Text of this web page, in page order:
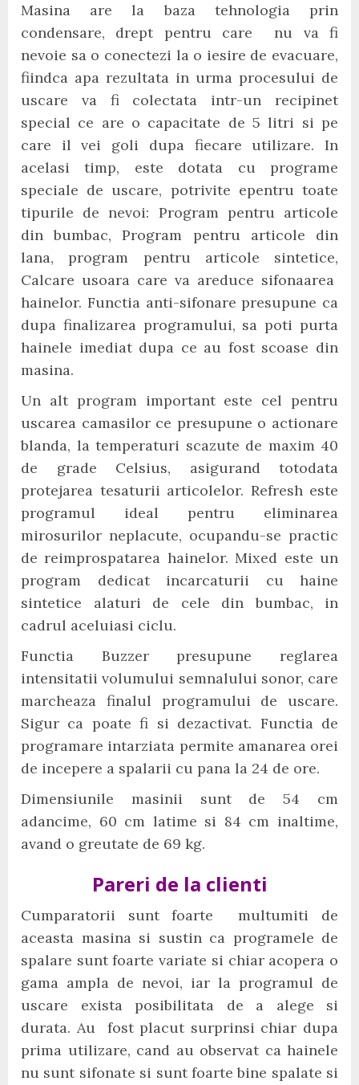
Masina are la baza tehnologia prin
condensare, drept pentru care nu va fi
nevoie sa o conectezi la o iesire de evacuare,
fiindca apa rezultata in urma procesului de
uscare va fi colectata intr-un recipinet
special ce are o capacitate de 5 litri si pe
care il vei goli dupa fiecare utilizare. In
acelasi timp, este dotata cu programe
speciale de uscare, potrivite epentru toate
tipurile de nevoi: Program pentru articole
din bumbac, Program pentru articole din
lana, program pentru articole sintetice,
Calcare usoara care va areduce sifonaarea
hainelor. Functia anti-sifonare presupune ca
dupa finalizarea programului, sa poti purta
hainele imediat dupa ce au fost scoase din
masina.
Un alt program important este cel pentru
uscarea camasilor ce presupune o actionare
blanda, la temperaturi scazute de maxim 40
de grade Celsius, asigurand totodata
protejarea tesaturii articolelor. Refresh este
programul ideal pentru eliminarea
mirosurilor neplacute, ocupandu-se practic
de reimprospatarea hainelor. Mixed este un
program dedicat incarcaturii cu haine
sintetice alaturi de cele din bumbac, in
cadrul aceluiasi ciclu.
Functia Buzzer presupune reglarea
intensitatii volumului semnalului sonor, care
marcheaza finalul programului de uscare.
Sigur ca poate fi si dezactivat. Functia de
programare intarziata permite amanarea orei
de incepere a spalarii cu pana la 24 de ore.
Dimensiunile masinii sunt de 54 cm
adancime, 60 cm latime si 84 cm inaltime,
avand o greutate de 69 kg.
Pareri de la clienti
Cumparatorii sunt foarte multumiti de
aceasta masina si sustin ca programele de
spalare sunt foarte variate si chiar acopera o
gama ampla de nevoi, iar la programul de
uscare exista posibilitata de a alege si
durata. Au fost placut surprinsi chiar dupa
prima utilizare, cand au observat ca hainele
nu sunt sifonate si sunt foarte bine spalate si